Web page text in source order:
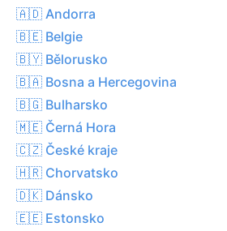
🇦🇩 Andorra
🇧🇪 Belgie
🇧🇾 Bělorusko
🇧🇦 Bosna a Hercegovina
🇧🇬 Bulharsko
🇲🇪 Černá Hora
🇨🇿 České kraje
🇭🇷 Chorvatsko
🇩🇰 Dánsko
🇪🇪 Estonsko